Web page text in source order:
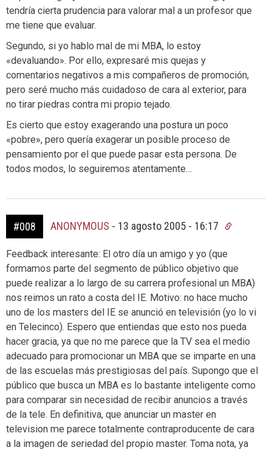
tendría cierta prudencia para valorar mal a un profesor que
me tiene que evaluar.
Segundo, si yo hablo mal de mi MBA, lo estoy
«devaluando». Por ello, expresaré mis quejas y
comentarios negativos a mis compañeros de promoción,
pero seré mucho más cuidadoso de cara al exterior, para
no tirar piedras contra mi propio tejado.
Es cierto que estoy exagerando una postura un poco
«pobre», pero quería exagerar un posible proceso de
pensamiento por el que puede pasar esta persona. De
todos modos, lo seguiremos atentamente…
#008 ANONYMOUS - 13 agosto 2005 - 16:17
Feedback interesante: El otro día un amigo y yo (que
formamos parte del segmento de público objetivo que
puede realizar a lo largo de su carrera profesional un MBA)
nos reimos un rato a costa del IE. Motivo: no hace mucho
uno de los masters del IE se anunció en televisión (yo lo vi
en Telecinco). Espero que entiendas que esto nos pueda
hacer gracia, ya que no me parece que la TV sea el medio
adecuado para promocionar un MBA que se imparte en una
de las escuelas más prestigiosas del país. Supongo que el
público que busca un MBA es lo bastante inteligente como
para comparar sin necesidad de recibir anuncios a través
de la tele. En definitiva, que anunciar un master en
television me parece totalmente contraproducente de cara
a la imagen de seriedad del propio master. Toma nota, ya